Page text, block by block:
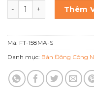
Hoshizaki Bàn đông 2
Thêm
Mã: FT-158MA-S
Danh mục: Bàn Đông Công